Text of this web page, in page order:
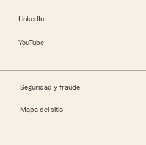
LinkedIn
YouTube
Seguridad y fraude
Mapa del sitio